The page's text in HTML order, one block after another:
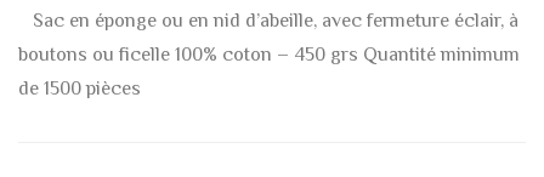
Sac en éponge ou en nid d’abeille, avec fermeture éclair, à
boutons ou ficelle 100% coton – 450 grs Quantité minimum
de 1500 pièces